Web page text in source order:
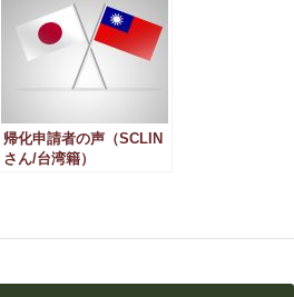
帰化申請者の声（SCLIN
さん/台湾籍）